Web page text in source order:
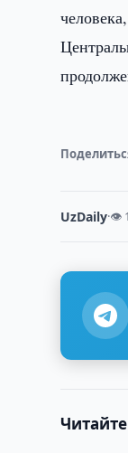
UzDaily·👁